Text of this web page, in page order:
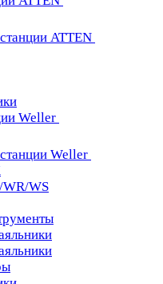
ATTEN
Weller
Weller
WS